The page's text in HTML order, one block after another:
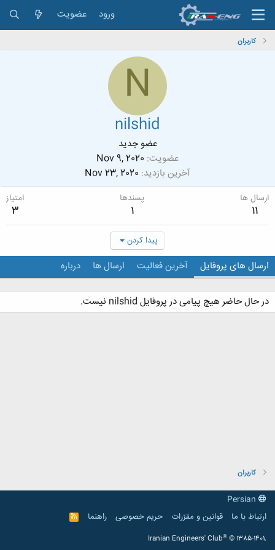
ورود عضویت
کاربران
N
nilshid
عضو جدید
عضویت Nov 9, 2020
آخرین بازدید Nov 23, 2020
ارسال ها
11
پسندها
1
امتیاز
3
پیدا کردن
ارسال های پروفایل آخرین فعالیت ارسال ها درباره
در حال حاضر هیچ پیامی در پروفایل nilshid نیست.
کاربران
ارتباط با ما
قوانین و مقرّرات حریم خصوصی راهنما
R
S
Iranian Engineers' Club® © 1385-1401.